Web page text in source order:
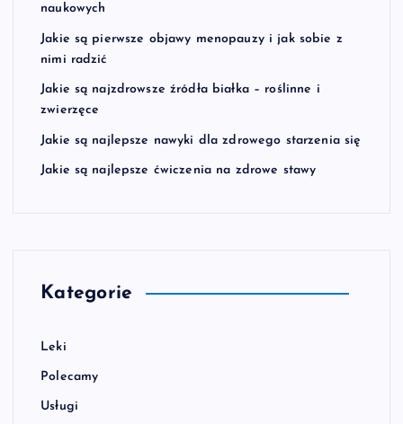
naukowych
Jakie są pierwsze objawy menopauzy i jak sobie z
nimi radzić
Jakie są najzdrowsze źródła białka – roślinne i
zwierzęce
Jakie są najlepsze nawyki dla zdrowego starzenia się
Jakie są najlepsze ćwiczenia na zdrowe stawy
Kategorie
Leki
Polecamy
Usługi